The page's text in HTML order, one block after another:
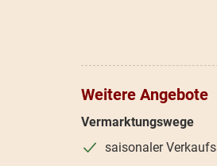
Weitere Angebote
Vermarktungswege
saisonaler